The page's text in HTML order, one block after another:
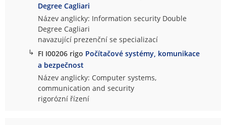
Degree Cagliari
Název anglicky: Information security Double
Degree Cagliari
navazující prezenční se specializací
↳ FI I00206 rigo Počítačové systémy, komunikace
a bezpečnost
Název anglicky: Computer systems,
communication and security
rigorózní řízení